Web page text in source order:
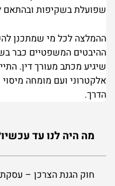
שפועלת בשקיפות ובהתאם
ההמלצה לכל מי שמתכנן
ההיבטים המשפטיים כבר
שיגיע מכתב מעורך דין.
אלקטרוני ועם מומחה
הדרך.
מה היה לנו עד
חוק הגנת הצרכן –